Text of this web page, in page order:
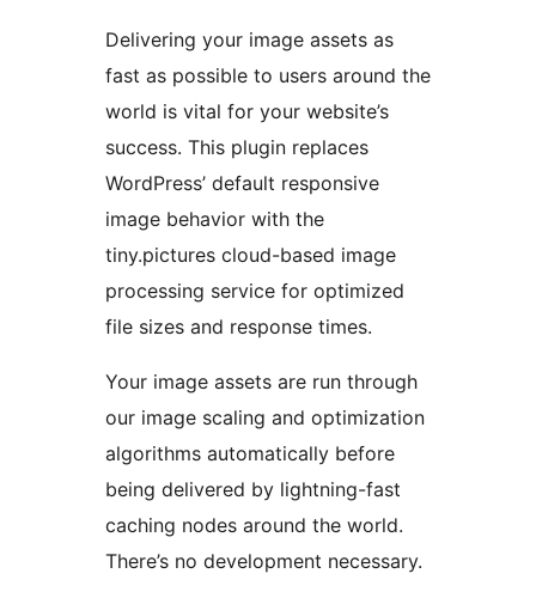
Delivering your image assets as
fast as possible to users around the
world is vital for your website’s
success. This plugin replaces
WordPress’ default responsive
image behavior with the
tiny.pictures cloud-based image
processing service for optimized
file sizes and response times.
Your image assets are run through
our image scaling and optimization
algorithms automatically before
being delivered by lightning-fast
caching nodes around the world.
There’s no development necessary.